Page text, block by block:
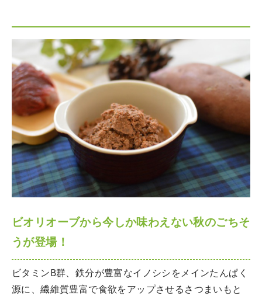
ビオリオーブから今しか味わえない秋のごちそ
うが登場！
ビタミンB群、鉄分が豊富なイノシシをメインたんぱく
源に、繊維質豊富で食欲をアップさせるさつまいもと